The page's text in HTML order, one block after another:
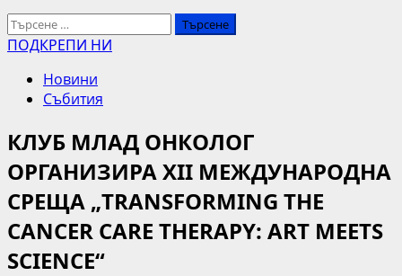
Търсене
за:
ПОДКРЕПИ НИ
Новини
Събития
КЛУБ МЛАД ОНКОЛОГ
ОРГАНИЗИРА XII МЕЖДУНАРОДНА
СРЕЩА „TRANSFORMING THE
CANCER CARE THERAPY: ART MEETS
SCIENCE“